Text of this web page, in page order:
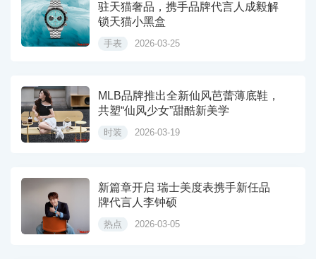
驻天猫奢品，携手品牌代言人成毅解
锁天猫小黑盒
手表 2026-03-25
MLB品牌推出全新仙风芭蕾薄底鞋，
共塑“仙风少女”甜酷新美学
时装 2026-03-19
新篇章开启 瑞士美度表携手新任品
牌代言人李钟硕
热点 2026-03-05